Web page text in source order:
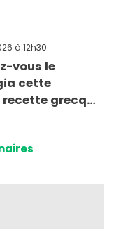
à 12h30
vous le
cette
grecque